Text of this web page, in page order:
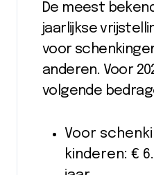
De meest
jaarlijkse
voor
anderen. Voor
volgende
Voor
kinderen: €